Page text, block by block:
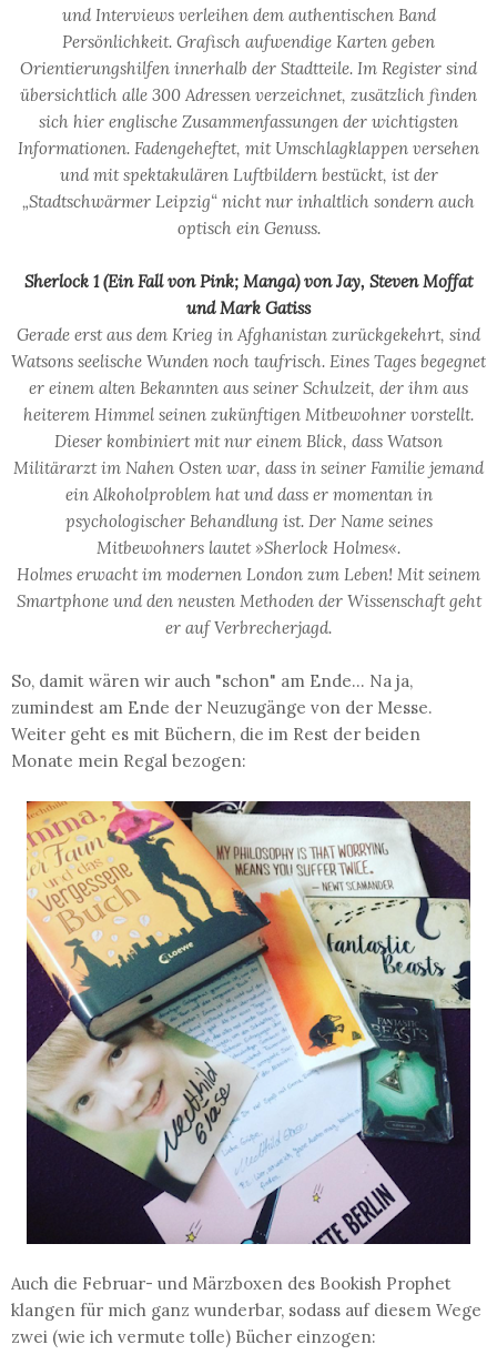
und Interviews verleihen dem authentischen Band
Persönlichkeit. Grafisch aufwendige Karten geben
Orientierungshilfen innerhalb der Stadtteile. Im Register sind
übersichtlich alle 300 Adressen verzeichnet, zusätzlich finden
sich hier englische Zusammenfassungen der wichtigsten
Informationen. Fadengeheftet, mit Umschlagklappen versehen
und mit spektakulären Luftbildern bestückt, ist der
„Stadtschwärmer Leipzig“ nicht nur inhaltlich sondern auch
optisch ein Genuss.
Sherlock 1 (Ein Fall von Pink; Manga) von Jay, Steven Moffat
und Mark Gatiss
Gerade erst aus dem Krieg in Afghanistan zurückgekehrt, sind
Watsons seelische Wunden noch taufrisch. Eines Tages begegnet
er einem alten Bekannten aus seiner Schulzeit, der ihm aus
heiterem Himmel seinen zukünftigen Mitbewohner vorstellt.
Dieser kombiniert mit nur einem Blick, dass Watson
Militärarzt im Nahen Osten war, dass in seiner Familie jemand
ein Alkoholproblem hat und dass er momentan in
psychologischer Behandlung ist. Der Name seines
Mitbewohners lautet »Sherlock Holmes«.
Holmes erwacht im modernen London zum Leben! Mit seinem
Smartphone und den neusten Methoden der Wissenschaft geht
er auf Verbrecherjagd.
So, damit wären wir auch "schon" am Ende... Na ja,
zumindest am Ende der Neuzugänge von der Messe.
Weiter geht es mit Büchern, die im Rest der beiden
Monate mein Regal bezogen:
Auch die Februar- und Märzboxen des Bookish Prophet
klangen für mich ganz wunderbar, sodass auf diesem Wege
zwei (wie ich vermute tolle) Bücher einzogen: